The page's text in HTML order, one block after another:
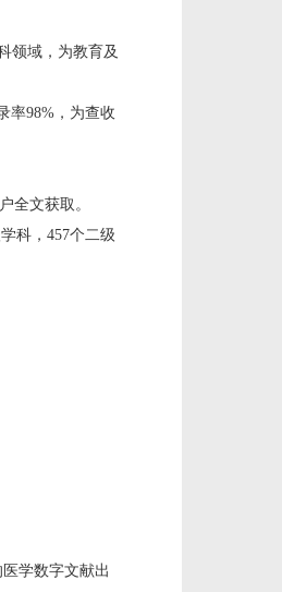
领域，为教育及
率98%，为查收
全文获取。
科，457个二级
学数字文献出